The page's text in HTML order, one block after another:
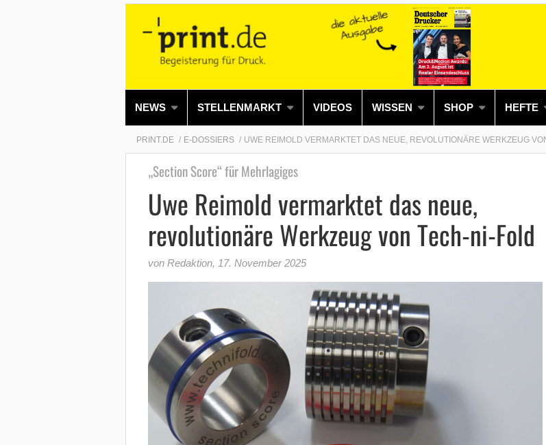
NEWS STELLENMARKT VIDEOS WISSEN SHOP HEFTE
PRINT.DE E-DOSSIERS UWE REIMOLD VERMARKTET DAS NEUE, REVOLUTIONÄRE WERKZEUG
„Section Score“ für Mehrlagiges
Uwe Reimold vermarktet das neue,
revolutionäre Werkzeug von Tech-ni-Fold
von Redaktion, 17. November 2025